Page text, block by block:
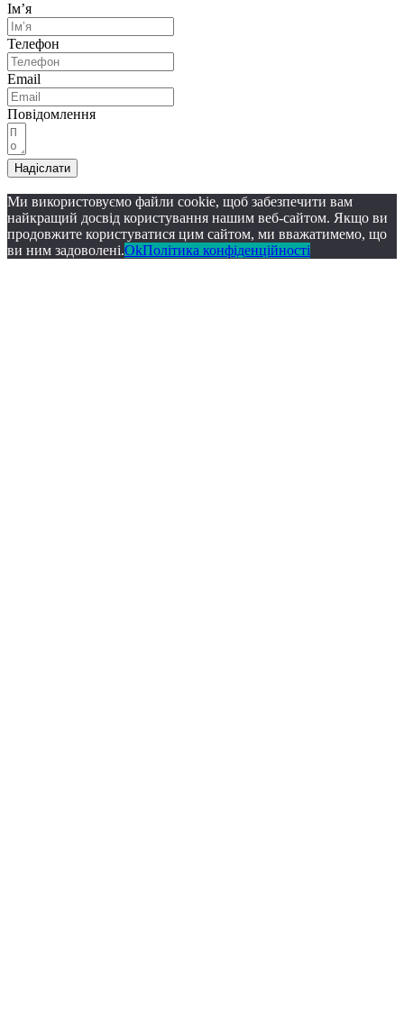
Імʼя
Телефон
Email
Повідомлення
Надіслати
Ми використовуємо файли cookie, щоб забезпечити вам
найкращий досвід користування нашим веб-сайтом. Якщо ви
продовжите користуватися цим сайтом, ми вважатимемо, що
ви ним задоволені.OkПолітика конфіденційності